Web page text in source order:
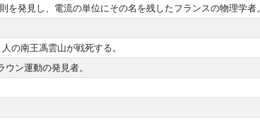
発見し、電流の単位にその名を残したフランスの物理学者。
の南王馮雲山が戦死する。
ン運動の発見者。